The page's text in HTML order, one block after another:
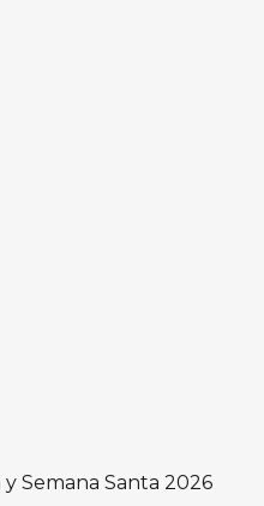
Semana Santa 2026